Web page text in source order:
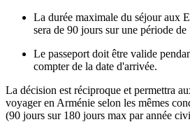
La durée maximale du séjour aux
sera de 90 jours sur une période de
Le passeport doit être valide
compter de la date d'arrivée.
La décision est réciproque et permettra
voyager en Arménie selon les mêmes
(90 jours sur 180 jours max par année